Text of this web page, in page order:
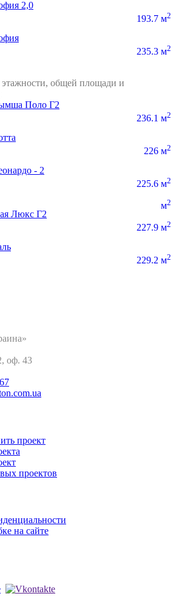
193.7 м2
235.3 м2
общей площади и
236.1 м2
226 м2
225.6 м2
м2
227.9 м2
229.2 м2
oф. 43
проект
проектов
на сайте